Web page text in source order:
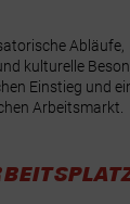
Abläufe,
kulturelle
Einstieg und
Arbeitsmarkt.